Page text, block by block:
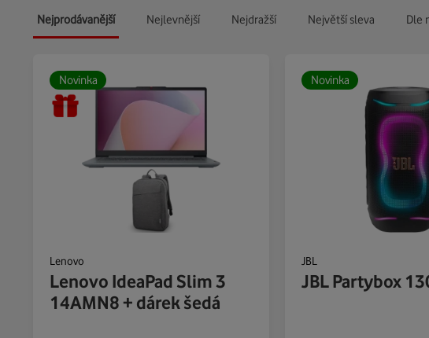
Nejprodávanější Nejlevnější Nejdražší Největší sleva Dle
Novinka
Lenovo
Lenovo IdeaPad Slim 3
14AMN8 + dárek šedá
Novinka
JBL
JBL Partybox